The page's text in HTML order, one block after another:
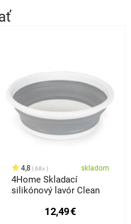
4,8 68x skladom
4Home Skladací
silikónový lavór Clean
12,49€